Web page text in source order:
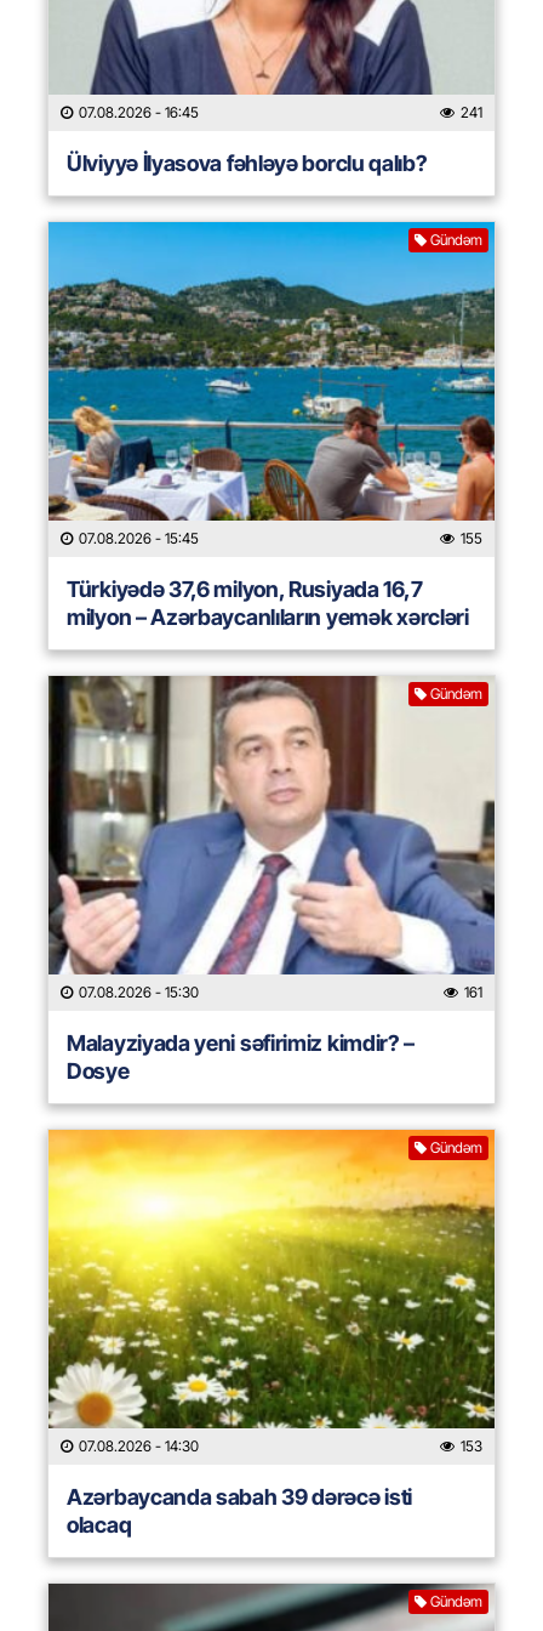
07.08.2026 - 16:45 241
Ülviyyə İlyasova fəhləyə borclu qalıb?
Gündəm
07.08.2026 - 15:45 155
Türkiyədə 37,6 milyon, Rusiyada 16,7
milyon – Azərbaycanlıların yemək xərcləri
Gündəm
07.08.2026 - 15:30 161
Malayziyada yeni səfirimiz kimdir? –
Dosye
Gündəm
07.08.2026 - 14:30 153
Azərbaycanda sabah 39 dərəcə isti
olacaq
Gündəm